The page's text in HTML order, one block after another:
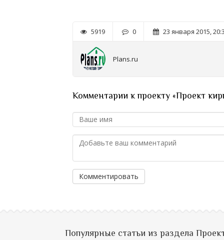
5919 0 23 января 2015,
Plans.ru
Комментарии к проекту «Проект
Комментировать
Популярные статьи из раздела